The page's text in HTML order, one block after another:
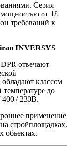
Серия
от 18
требований к
INVERSYS
отвечают
классом
до
400 / 230В.
применение
стройплощадках,
объектах.